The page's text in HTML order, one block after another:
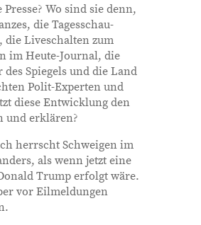
Wo sind sie denn,
die Tagesschau-
die Liveschalten zum
im Heute-Journal, die
Spiegels und die Land
Polit-Experten und
diese Entwicklung den
und erklären?
herrscht Schweigen im
als wenn jetzt eine
Trump erfolgt wäre.
vor Eilmeldungen